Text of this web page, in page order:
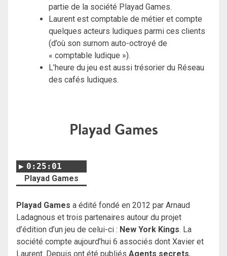
partie de la société Playad Games.
Laurent est comptable de métier et compte
quelques acteurs ludiques parmi ces clients
(d’où son surnom auto-octroyé de
« comptable ludique »).
L’heure du jeu est aussi trésorier du Réseau
des cafés ludiques.
Playad Games
0:25:01
Playad Games
Playad Games a édité fondé en 2012 par Arnaud
Ladagnous et trois partenaires autour du projet
d’édition d’un jeu de celui-ci : New York Kings. La
société compte aujourd’hui 6 associés dont Xavier et
Laurent. Depuis ont été publiés Agents secrets,